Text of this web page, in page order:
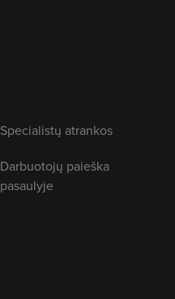
Specialistų atrankos
Darbuotojų paieška
pasaulyje